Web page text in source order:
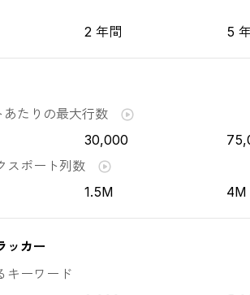
2 年間 5
あたりの最大行数
30,000
スポート列数
1.5M 4M
ッカー
キーワード